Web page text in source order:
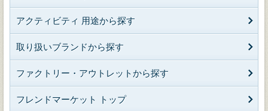
アクティビティ 用途から探す
取り扱いブランドから探す
ファクトリー・アウトレットから探す
フレンドマーケット トップ